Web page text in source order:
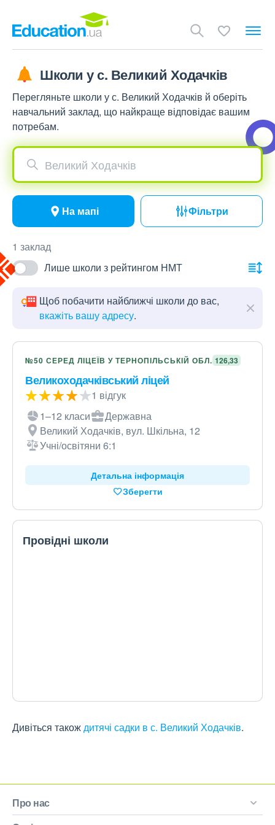
Школи у с. Великий Ходачків
Перегляньте школи у с. Великий Ходачків й оберіть
навчальний заклад, що найкраще відповідає вашим
потребам.
Великий Ходачків
На мапі Фільтри
1 заклад
Лише школи з рейтингом НМТ
Щоб побачити найближчі школи до вас,
вкажіть вашу адресу.
№50 СЕРЕД ЛІЦЕЇВ У ТЕРНОПІЛЬСЬКІЙ ОБЛ. 126,33
Великоходачківський ліцей
1 відгук
1–12 класи
Державна
Великий Ходачків, вул. Шкільна, 12
Учні/освітяни 6:1
Детальна інформація
Зберегти
Провідні школи
Дивіться такождитячі садки в с. Великий Ходачків.
Про нас